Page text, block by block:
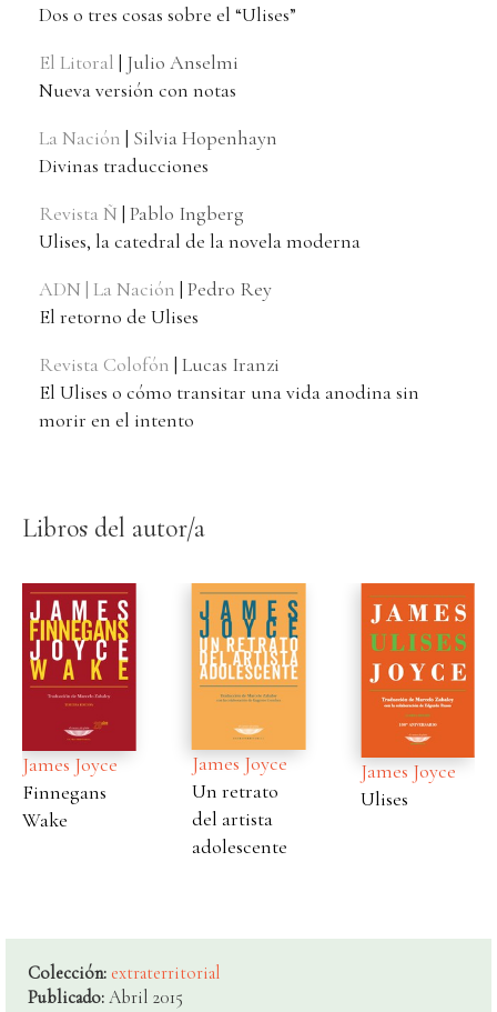
Dos o tres cosas sobre el “Ulises”
El Litoral | Julio Anselmi
Nueva versión con notas
La Nación | Silvia Hopenhayn
Divinas traducciones
Revista Ñ | Pablo Ingberg
Ulises, la catedral de la novela moderna
ADN | La Nación | Pedro Rey
El retorno de Ulises
Revista Colofón | Lucas Iranzi
El Ulises o cómo transitar una vida anodina sin
morir en el intento
Libros del autor/a
James Joyce
Un retrato
del artista
James Joyce
Ulises
James Joyce
Ulises
Colección: extraterritorial
Publicado: Abril 2015